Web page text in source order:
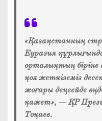
«Қазақстанның
Еуразия
орталықтың
қол жеткіземіз
жоғары деңгейде
қажет», — ҚР
Тоқаев.